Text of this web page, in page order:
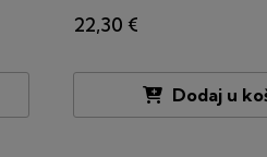
22,30 €
Dodaj u